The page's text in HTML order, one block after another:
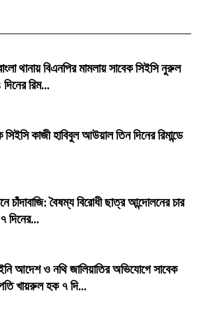
থানায় বিএনপির মামলায় সাবেক সিইসি নুরুল
রিম...
সিইসি কাজী হাবিবুল আউয়াল তিন দিনের রিমান্ডে
চাঁদাবাজি: বৈষম্য বিরোধী ছাত্র আন্দোলনের চার
দিনের...
আদেশ ও নথি জালিয়াতির অভিযোগে সাবেক
খায়রুল হক ৭ দি...